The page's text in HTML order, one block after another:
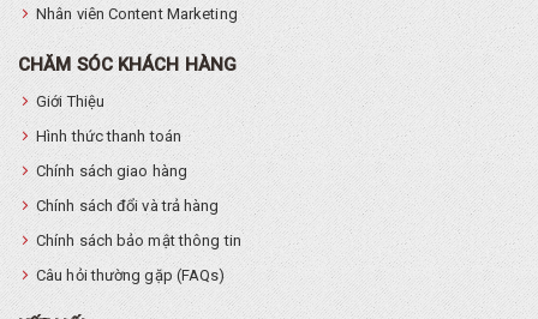
Nhân viên Content Marketing
CHĂM SÓC KHÁCH HÀNG
Giới Thiệu
Hình thức thanh toán
Chính sách giao hàng
Chính sách đổi và trả hàng
Chính sách bảo mật thông tin
Câu hỏi thường gặp (FAQs)